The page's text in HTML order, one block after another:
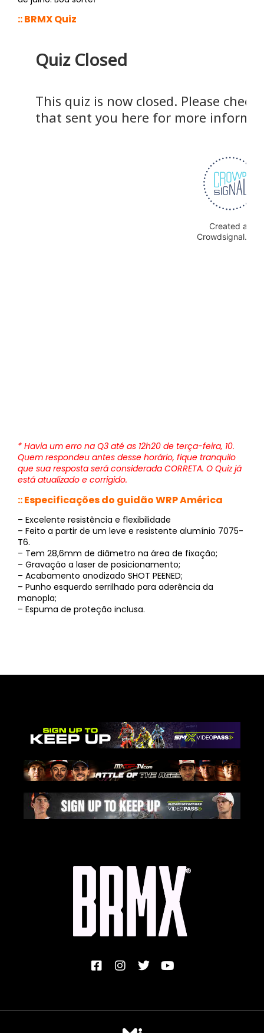
:: BRMX Quiz
* Havia um erro na Q3 até as 12h20 de terça-feira, 10.
Quem respondeu antes desse horário, fique tranquilo
que sua resposta será considerada CORRETA. O Quiz já
está atualizado e corrigido.
:: Especificações do guidão WRP América
– Excelente resistência e flexibilidade
– Feito a partir de um leve e resistente alumínio 7075-
T6.
– Tem 28,6mm de diâmetro na área de fixação;
– Gravação a laser de posicionamento;
– Acabamento anodizado SHOT PEENED;
– Punho esquerdo serrilhado para aderência da
manopla;
– Espuma de proteção inclusa.